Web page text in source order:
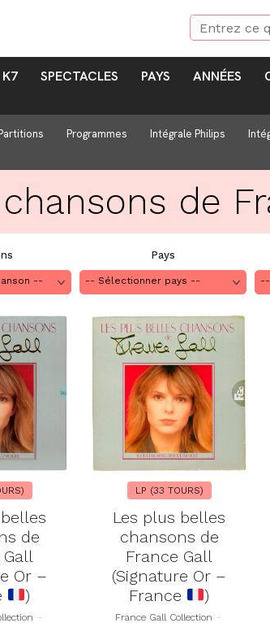
K7 SPECTACLES PAYS ANNÉES
Programmes Intégrale Philips
de
Pays
de
Gall
Or –
)
-
LP (33 TOURS)
Les plus belles
chansons de
France Gall
(Signature Or –
France
)
France Gall Collection -